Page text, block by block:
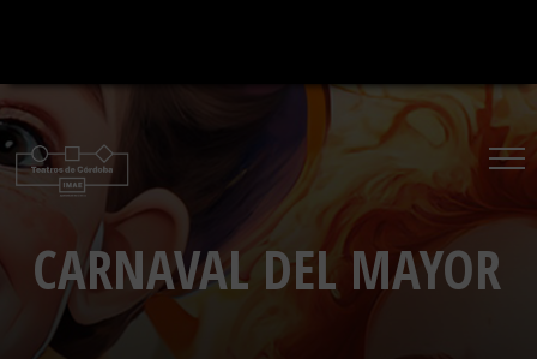
contenido
CARNAVAL DEL MAYOR